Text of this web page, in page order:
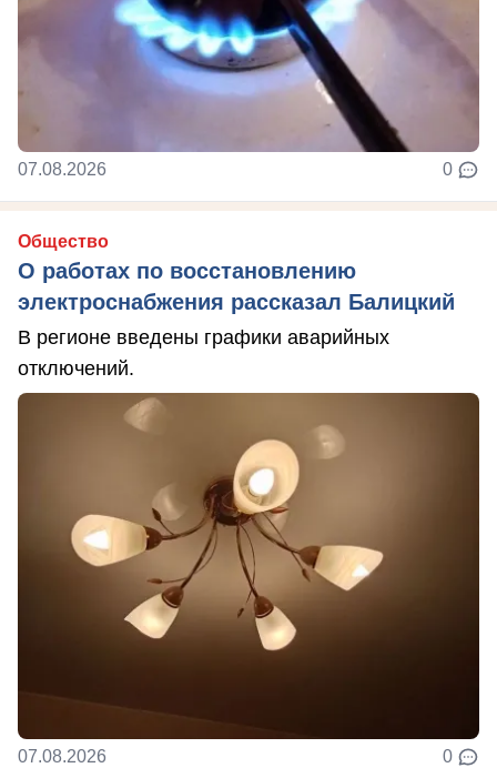
07.08.2026 0
Общество
О работах по восстановлению
электроснабжения рассказал Балицкий
В регионе введены графики аварийных
отключений.
07.08.2026 0